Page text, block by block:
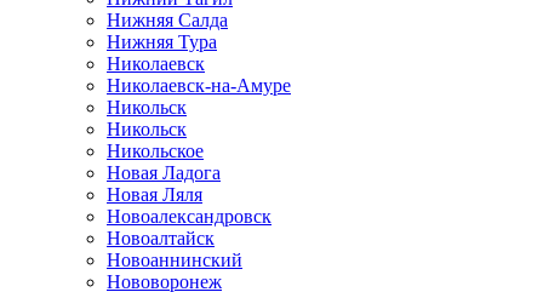
Нижняя Салда
Нижняя Тура
Николаевск
Николаевск-на-Амуре
Никольск
Никольск
Никольское
Новая Ладога
Новая Ляля
Новоалександровск
Новоалтайск
Новоаннинский
Нововоронеж